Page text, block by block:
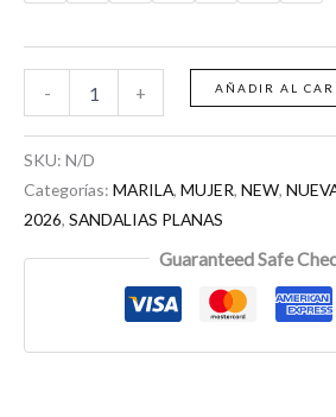
- + AÑADIR AL
SKU: N/D
Categorías: MARILA, MUJER, NEW,
2026, SANDALIAS PLANAS
Guaranteed Safe